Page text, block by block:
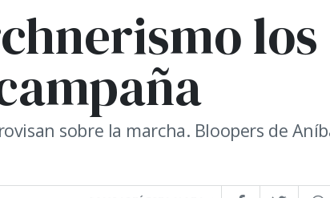
los
sobre la marcha. Bloopers de